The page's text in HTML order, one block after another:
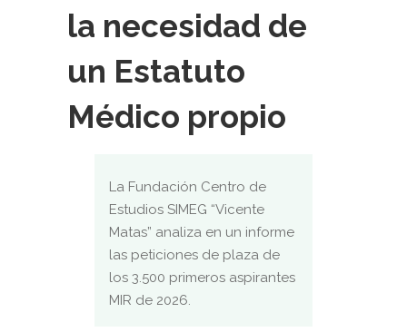
la necesidad de
un Estatuto
Médico propio
La Fundación Centro de
Estudios SIMEG “Vicente
Matas” analiza en un informe
las peticiones de plaza de
los 3.500 primeros aspirantes
MIR de 2026.